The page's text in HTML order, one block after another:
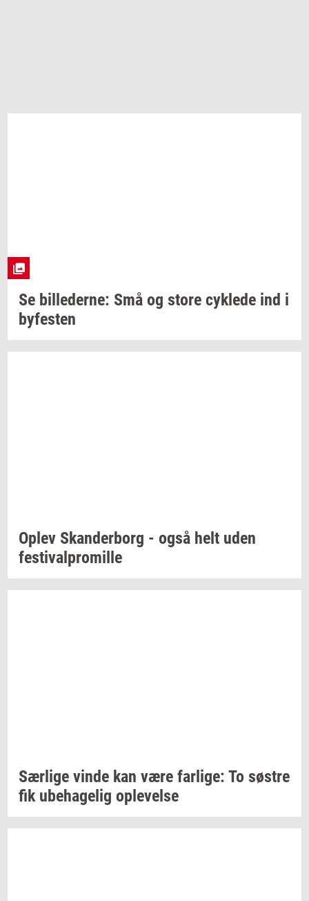
Se bil­le­der­ne: Små og store cyk­le­de ind i
by­fe­sten
Oplev Skan­der­borg - også helt uden
festi­val­pro­mil­le
Sær­li­ge vinde kan være far­li­ge: To sø­stre
fik ube­ha­ge­lig op­le­vel­se